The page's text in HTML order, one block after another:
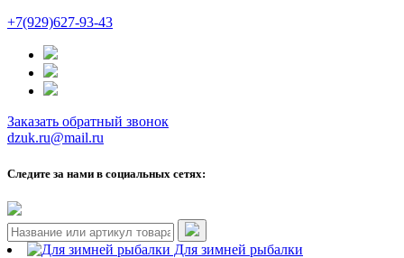
+7(929)627-93-43
Заказать обратный звонок
dzuk.ru@mail.ru
Следите за нами в социальных сетях:
Для зимней рыбалки